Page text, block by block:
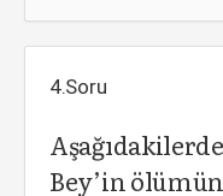
4.Soru
Bey’in